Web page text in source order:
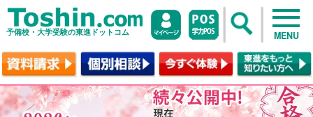
予備校・大学受験の東進ドットコム MENU